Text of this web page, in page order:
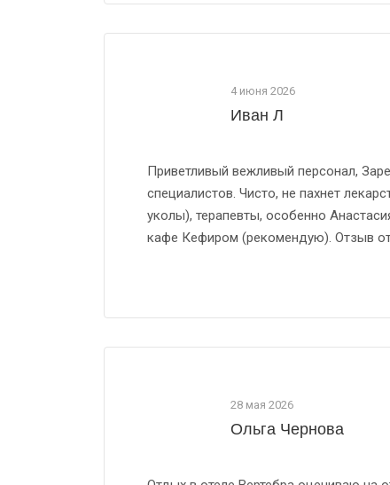
4 июня 2026
Иван Л
Приветливый вежливый персонал,
специалистов. Чисто, не пахнет
уколы), терапевты, особенно
кафе Кефиром (рекомендую). Отзыв
28 мая 2026
Ольга Чернова